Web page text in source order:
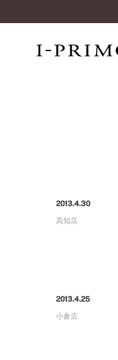
パ
ダ
コ
オ
2013.4.30
高知店
2013.4.25
小倉店